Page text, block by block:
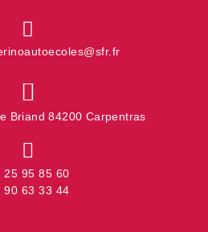
Briand 84200 Carpentras
25 95 85 60
90 63 33 44